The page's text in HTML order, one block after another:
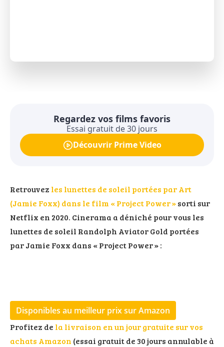
Regardez vos films favoris
Essai gratuit de 30 jours
Découvrir Prime Video
Retrouvez les lunettes de soleil portées par Art
(Jamie Foxx) dans le film « Project Power »sorti sur
Netflix en 2020. Cinerama a déniché pour vous les
lunettes de soleil Randolph Aviator Gold portées
par Jamie Foxx dans « Project Power » :
Disponibles au meilleur prix sur Amazon
Profitez de la livraison en un jour gratuite sur vos
achats Amazon (essai gratuit de 30 jours annulable à